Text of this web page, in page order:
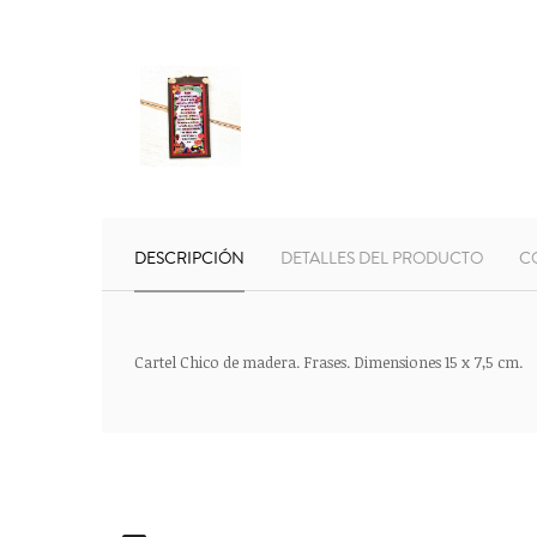
DESCRIPCIÓN DETALLES DEL PRODUCTO
Cartel Chico de madera. Frases. Dimensiones 15 x 7,5 cm.